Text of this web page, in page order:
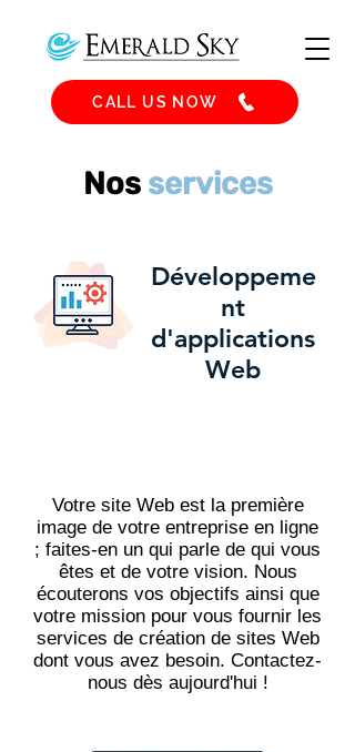
CALL US NOW
Nos services
Développeme
nt
d'applications
Web
Votre site Web est la première
image de votre entreprise en ligne
; faites-en un qui parle de qui vous
êtes et de votre vision. Nous
écouterons vos objectifs ainsi que
votre mission pour vous fournir les
services de création de sites Web
dont vous avez besoin. Contactez-
nous dès aujourd'hui !